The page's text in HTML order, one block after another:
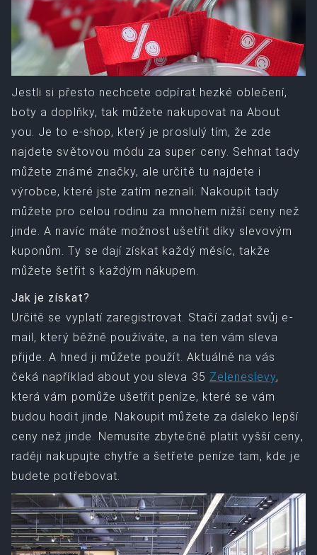
Jestli si přesto nechcete odpírat hezké oblečení,
boty a doplňky, tak můžete nakupovat na About
you. Je to e-shop, který je proslulý tím, že zde
najdete světovou módu za super ceny. Sehnat tady
můžete známé značky, ale určitě tu najdete i
výrobce, které jste zatím neznali. Nakoupit tady
můžete pro celou rodinu za mnohem nižší ceny než
jinde. A navíc máte možnost ušetřit díky slevovým
kuponům. Ty se dají získat každý měsíc, takže
můžete šetřit s každým nákupem.
Jak je získat?
Určitě se vyplatí zaregistrovat. Stačí zadat svůj e-
mail, který běžně používáte, a na ten vám sleva
přijde. A hned ji můžete použít. Aktuálně na vás
čeká například about you sleva 35 Zeleneslevy,
která vám pomůže ušetřit peníze, které se vám
budou hodit jinde. Nakoupit můžete za daleko lepší
ceny než jinde. Nemusíte zbytečně platit vyšší ceny,
raději nakupujte chytře a šetřete peníze tam, kde je
budete potřebovat.